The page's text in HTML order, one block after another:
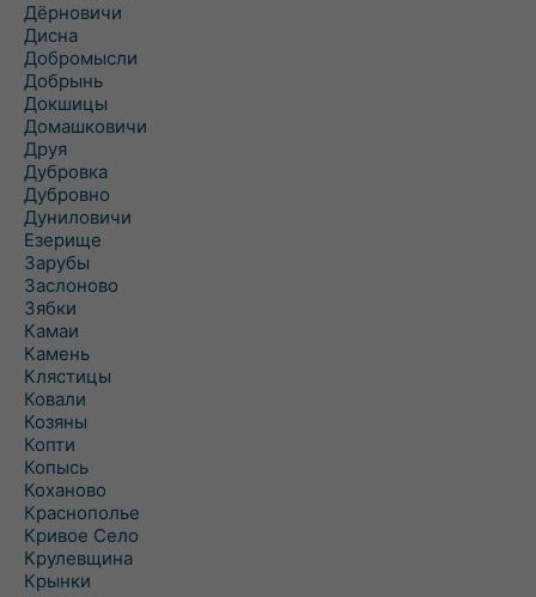
Дёрновичи
Дисна
Добромысли
Добрынь
Докшицы
Домашковичи
Друя
Дубровка
Дубровно
Дуниловичи
Езерище
Зарубы
Заслоново
Зябки
Камаи
Камень
Клястицы
Ковали
Козяны
Копти
Копысь
Коханово
Краснополье
Кривое Село
Крулевщина
Крынки